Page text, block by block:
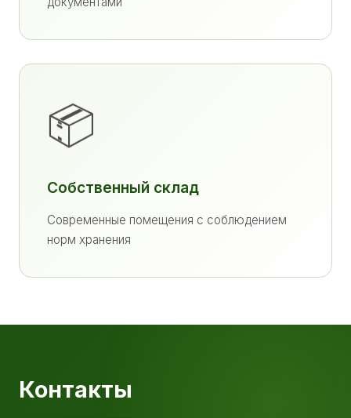
📦
Собственный склад
Современные помещения с соблюдением
норм хранения
Контакты